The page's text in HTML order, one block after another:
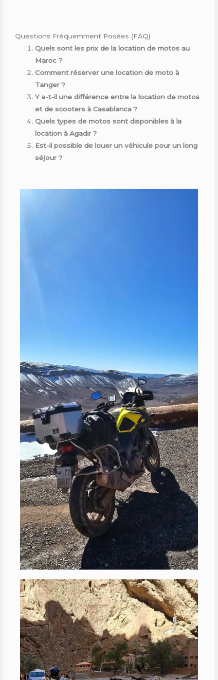
Questions Fréquemment Posées (FAQ)
Quels sont les prix de la location de motos au
Maroc ?
Comment réserver une location de moto à
Tanger ?
Y a-t-il une différence entre la location de motos
et de scooters à Casablanca ?
Quels types de motos sont disponibles à la
location à Agadir ?
Est-il possible de louer un véhicule pour un long
séjour ?